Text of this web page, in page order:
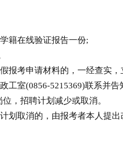
籍在线验证报告一份;
考申请材料的，一经查实
室(0856-5215369)联系并
，招聘计划减少或取消。
消的，由报考者本人提出